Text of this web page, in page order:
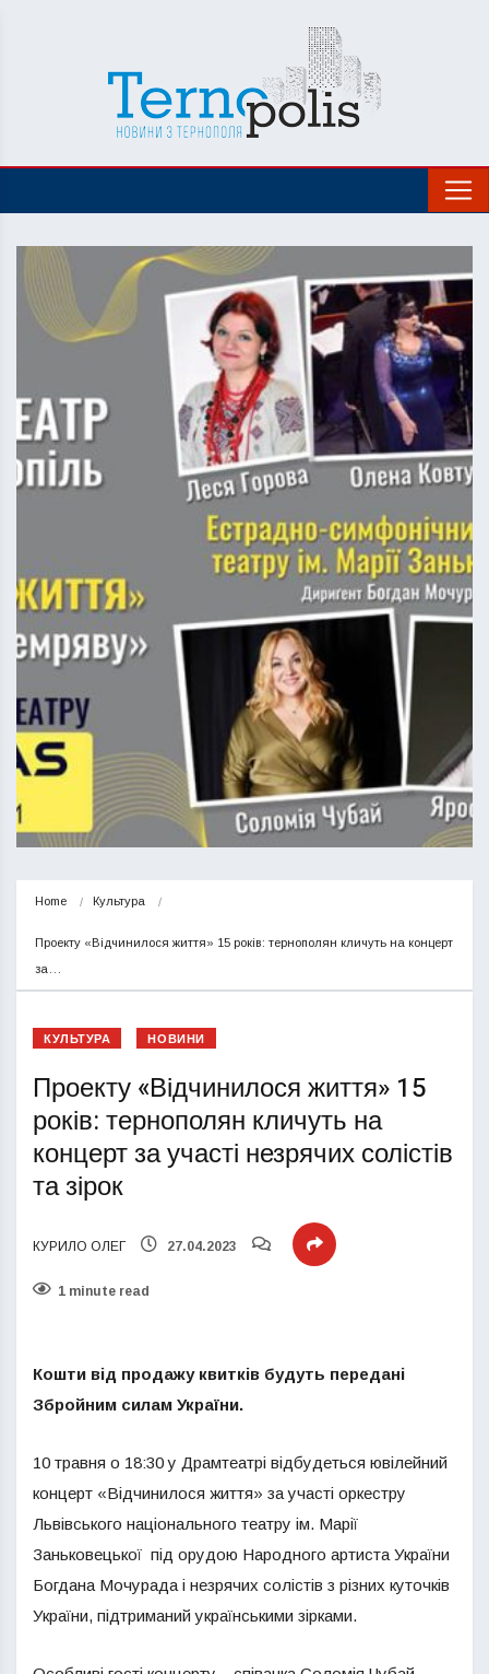
Home Культура
Проекту «Відчинилося життя» 15 років: тернополян кличуть на концерт
за…
КУЛЬТУРА НОВИНИ
Проекту «Відчинилося життя» 15
років: тернополян кличуть на
концерт за участі незрячих солістів
та зірок
КУРИЛО ОЛЕГ 27.04.2023
1 minute read
Кошти від продажу квитків будуть передані
Збройним силам України.
10 травня о 18:30 у Драмтеатрі відбудеться ювілейний
концерт «Відчинилося життя» за участі оркестру
Львівського національного театру ім. Марії
Заньковецької під орудою Народного артиста України
Богдана Мочурада і незрячих солістів з різних куточків
України, підтриманий українськими зірками.